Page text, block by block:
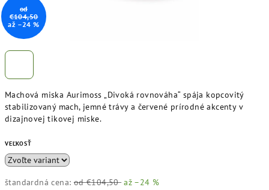
Machová miska Aurimoss „Divoká rovnováha“ spája kopcovitý
stabilizovaný mach, jemné trávy a červené prírodné akcenty v
dizajnovej tikovej miske.
VEĽKOSŤ
štandardná cena: od €104,50 až –24 %
od
€104,50
až –24 %